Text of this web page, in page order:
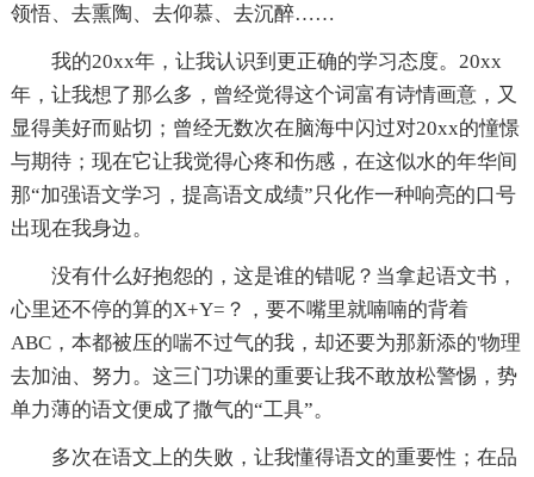
领悟、去熏陶、去仰慕、去沉醉……
我的20xx年，让我认识到更正确的学习态度。20xx
年，让我想了那么多，曾经觉得这个词富有诗情画意，又
显得美好而贴切；曾经无数次在脑海中闪过对20xx的憧憬
与期待；现在它让我觉得心疼和伤感，在这似水的年华间
那“加强语文学习，提高语文成绩”只化作一种响亮的口号
出现在我身边。
没有什么好抱怨的，这是谁的错呢？当拿起语文书，
心里还不停的算的X+Y=？，要不嘴里就喃喃的背着
ABC，本都被压的喘不过气的我，却还要为那新添的'物理
去加油、努力。这三门功课的重要让我不敢放松警惕，势
单力薄的语文便成了撒气的“工具”。
多次在语文上的失败，让我懂得语文的重要性；在品